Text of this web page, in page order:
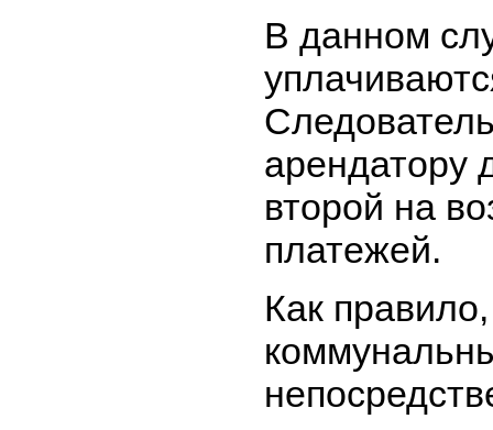
В данном
арендатору
второй на
платежей.
Как